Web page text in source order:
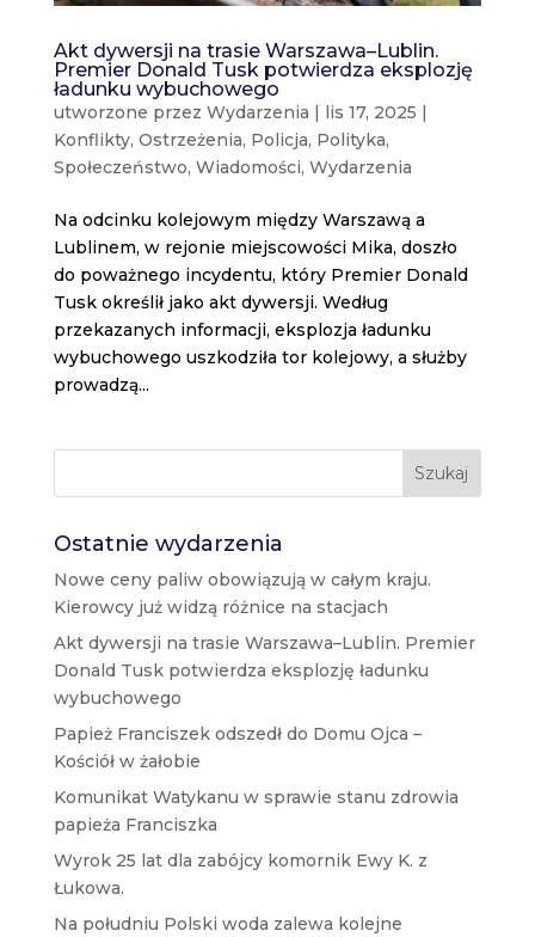
Akt dywersji na trasie Warszawa–Lublin.
Premier Donald Tusk potwierdza eksplozję
ładunku wybuchowego
utworzone przez Wydarzenia | lis 17, 2025 |
Konflikty, Ostrzeżenia, Policja, Polityka,
Społeczeństwo, Wiadomości, Wydarzenia
Na odcinku kolejowym między Warszawą a
Lublinem, w rejonie miejscowości Mika, doszło
do poważnego incydentu, który Premier Donald
Tusk określił jako akt dywersji. Według
przekazanych informacji, eksplozja ładunku
wybuchowego uszkodziła tor kolejowy, a służby
prowadzą...
Szukaj
Ostatnie wydarzenia
Nowe ceny paliw obowiązują w całym kraju.
Kierowcy już widzą różnice na stacjach
Akt dywersji na trasie Warszawa–Lublin. Premier
Donald Tusk potwierdza eksplozję ładunku
wybuchowego
Papież Franciszek odszedł do Domu Ojca –
Kościół w żałobie
Komunikat Watykanu w sprawie stanu zdrowia
papieża Franciszka
Wyrok 25 lat dla zabójcy komornik Ewy K. z
Łukowa.
Na południu Polski woda zalewa kolejne